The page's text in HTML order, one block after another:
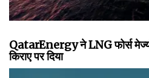
QatarEnergy ने LNG फोर्स
किराए पर दिया